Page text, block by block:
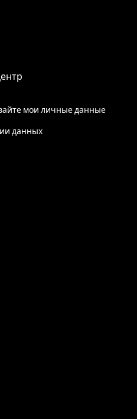
мои личные данные
данных